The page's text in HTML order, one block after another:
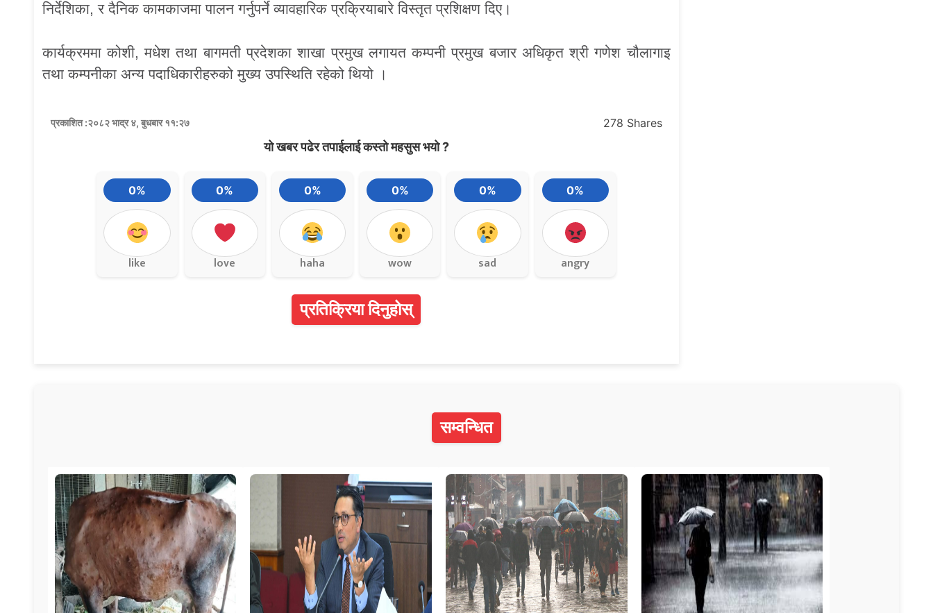
निर्देशिका, र दैनिक कामकाजमा पालन गर्नुपर्ने व्यावहारिक प्रक्रियाबारे विस्तृत प्रशिक्षण दिए।
कार्यक्रममा कोशी, मधेश तथा बागमती प्रदेशका शाखा प्रमुख लगायत कम्पनी प्रमुख बजार अधिकृत श्री गणेश चौलागाइ
तथा कम्पनीका अन्य पदाधिकारीहरुको मुख्य उपस्थिति रहेको थियो ।
प्रकाशित :२०८२ भाद्र ४, बुधबार ११:२७ 278 Shares
यो खबर पढेर तपाईलाई कस्तो महसुस भयो ?
0%
like
0%
love
0%
haha
0%
wow
0%
sad
0%
angry
प्रतिक्रिया दिनुहोस्
सम्वन्धित